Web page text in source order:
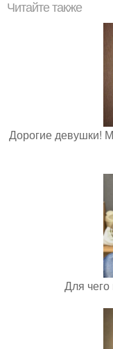
Читайте также
Дорогие девушки!
Для